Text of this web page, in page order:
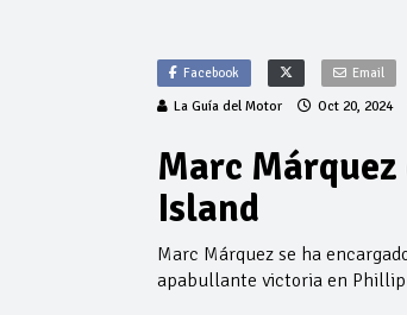
Facebook Email
La Guía del Motor Oct 20, 2024
Marc
Island
Marc Márquez se ha
apabullante victoria en